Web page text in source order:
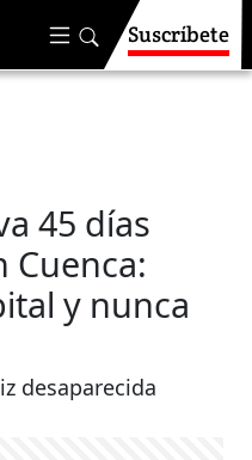
Suscríbete
45 días
Cuenca:
y nunca
desaparecida